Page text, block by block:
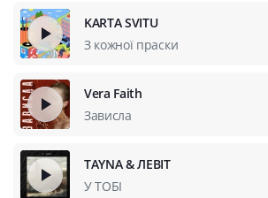
KARTA SVITU
З кожної праски
Vera Faith
Зависла
TAYNA & ЛЕВІТ
У ТОБІ